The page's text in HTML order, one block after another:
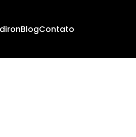
BlogContato